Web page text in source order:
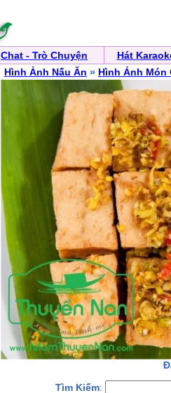
Chat - Trò Chuyện
Hát
Hình Ảnh Nấu Ăn » Hình Ảnh Món
Tìm Kiếm: